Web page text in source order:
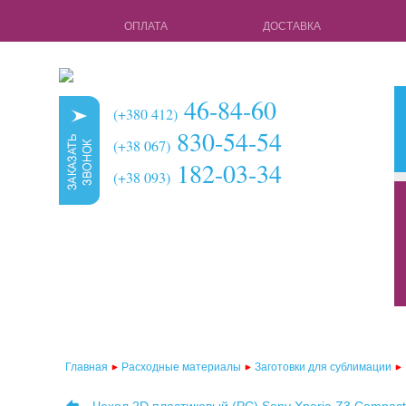
ОПЛАТА ДОСТАВКА
(+380 412) 46-84-60
(+38 067) 830-54-54
(+38 093) 182-03-34
чехлы для
Главная Расходные материалы Заготовки для сублимации